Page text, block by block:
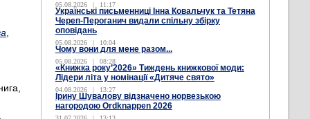
,
05.08.2026 | 11:17
Українські письменниці Інна Ковальчук та Тетяна
Череп-Пероганич видали спільну збірку
оповідань
05.08.2026 | 10:04
Чому вони для мене разом...
05.08.2026 | 08:28
«Книжка року’2026» Тиждень книжкової моди:
Лідери літа у номінації «Дитяче свято»
04.08.2026 | 13:27
Ірину Шувалову відзначено норвезькою
нагородою Ordknappen 2026